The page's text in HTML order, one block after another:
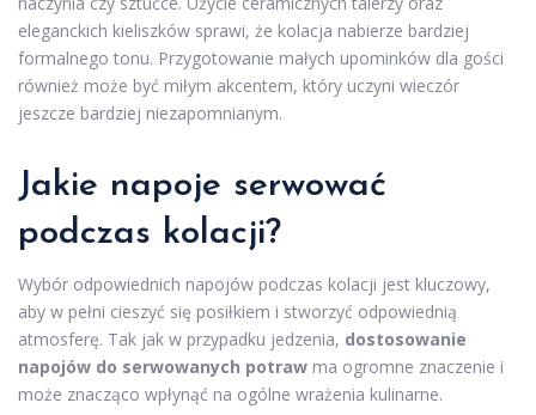
eleganckich kieliszków sprawi, że kolacja nabierze bardziej
formalnego tonu. Przygotowanie małych upominków dla gości
również może być miłym akcentem, który uczyni wieczór
jeszcze bardziej niezapomnianym.
Jakie napoje serwować
podczas kolacji?
Wybór odpowiednich napojów podczas kolacji jest kluczowy,
aby w pełni cieszyć się posiłkiem i stworzyć odpowiednią
atmosferę. Tak jak w przypadku jedzenia, dostosowanie
napojów do serwowanych potraw ma ogromne znaczenie i
może znacząco wpłynąć na ogólne wrażenia kulinarne.